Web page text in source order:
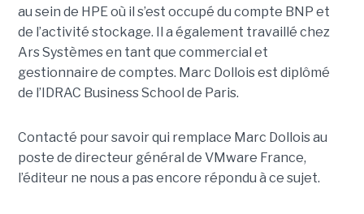
au sein de HPE où il s’est occupé du compte BNP et
de l’activité stockage. Il a également travaillé chez
Ars Systèmes en tant que commercial et
gestionnaire de comptes. Marc Dollois est diplômé
de l’IDRAC Business School de Paris.
Contacté pour savoir qui remplace Marc Dollois au
poste de directeur général de VMware France,
l’éditeur ne nous a pas encore répondu à ce sujet.